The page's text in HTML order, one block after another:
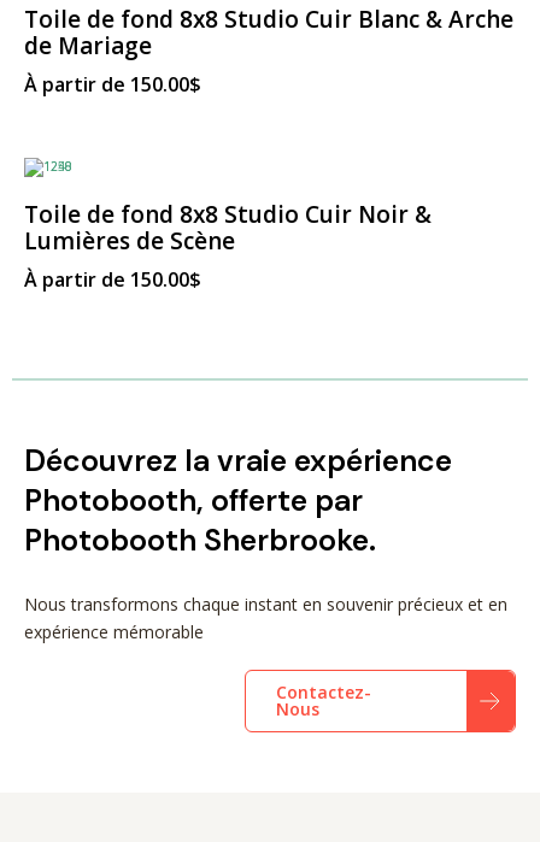
Toile de fond 8x8 Studio Cuir Blanc & Arche
de Mariage
À partir de 150.00$
Toile de fond 8x8 Studio Cuir Noir &
Lumières de Scène
À partir de 150.00$
Découvrez la vraie expérience
Photobooth, offerte par
Photobooth Sherbrooke.
Nous transformons chaque instant en souvenir précieux et en
expérience mémorable
Contactez-
Nous